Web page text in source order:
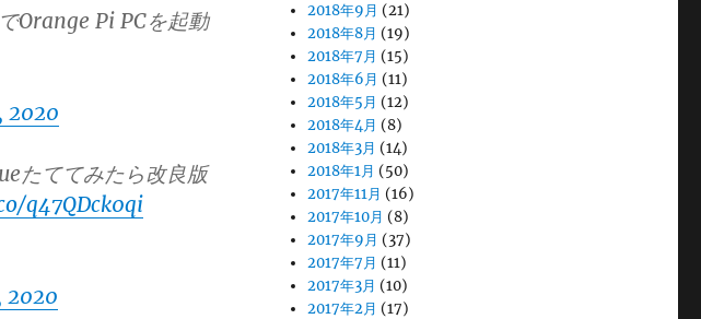
Orange Pi PCを起動
2020
たててみたら改良版
q47QDck0qi
2020
2018年9月 (21)
2018年8月 (19)
2018年7月 (15)
2018年6月 (11)
2018年5月 (12)
2018年4月 (8)
2018年3月 (14)
2018年1月 (50)
2017年11月 (16)
2017年10月 (8)
2017年9月 (37)
2017年7月 (11)
2017年3月 (10)
2017年2月 (17)